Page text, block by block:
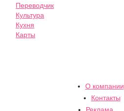
Переводчик
Культура
Кухня
Карты
О компании
Контакты